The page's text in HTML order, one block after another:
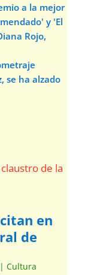
a la mejor
y 'El
Rojo,
se ha alzado
en
de
Cultura